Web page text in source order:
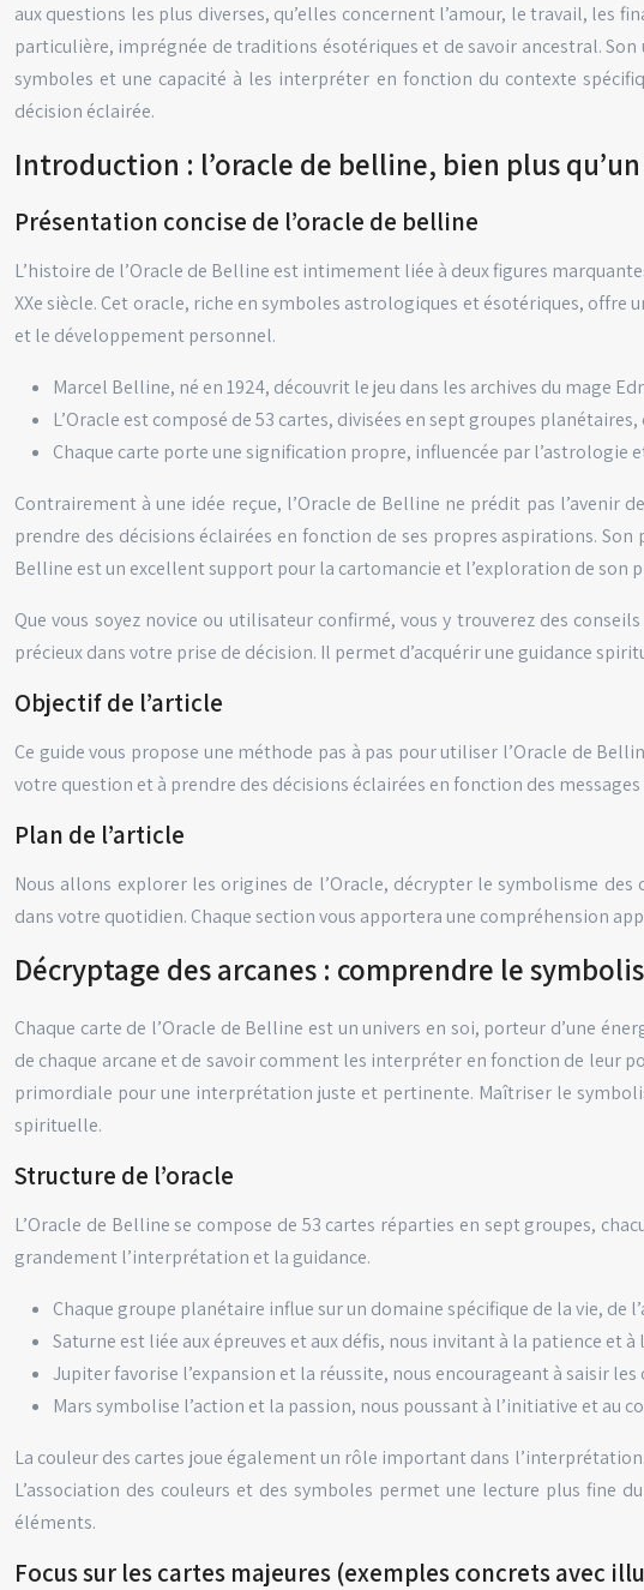
aux questions les plus diverses, qu’elles concernent l’amour, le travail,
particulière, imprégnée de traditions ésotériques et de savoir ancestral.
symboles et une capacité à les interpréter en fonction du contexte
décision éclairée.
Introduction : l’oracle de belline, bien plus
Présentation concise de l’oracle de belline
L’histoire de l’Oracle de Belline est intimement liée à deux figures
XXe siècle. Cet oracle, riche en symboles astrologiques et ésotériques,
et le développement personnel.
Marcel Belline, né en 1924, découvrit le jeu dans les archives du mage
L’Oracle est composé de 53 cartes, divisées en sept groupes
Chaque carte porte une signification propre, influencée par l’astrologie
Contrairement à une idée reçue, l’Oracle de Belline ne prédit pas
prendre des décisions éclairées en fonction de ses propres aspirations.
Belline est un excellent support pour la cartomancie et l’exploration de son
Que vous soyez novice ou utilisateur confirmé, vous y trouverez des
précieux dans votre prise de décision. Il permet d’acquérir une guidance
Objectif de l’article
Ce guide vous propose une méthode pas à pas pour utiliser l’Oracle de
votre question et à prendre des décisions éclairées en fonction des
Plan de l’article
Nous allons explorer les origines de l’Oracle, décrypter le symbolisme
dans votre quotidien. Chaque section vous apportera une compréhension
Décryptage des arcanes : comprendre le
Chaque carte de l’Oracle de Belline est un univers en soi, porteur d’une
de chaque arcane et de savoir comment les interpréter en fonction de leur
primordiale pour une interprétation juste et pertinente. Maîtriser le
spirituelle.
Structure de l’oracle
L’Oracle de Belline se compose de 53 cartes réparties en sept groupes,
grandement l’interprétation et la guidance.
Chaque groupe planétaire influe sur un domaine spécifique de la vie, de
Saturne est liée aux épreuves et aux défis, nous invitant à la patience et à
Jupiter favorise l’expansion et la réussite, nous encourageant à saisir
Mars symbolise l’action et la passion, nous poussant à l’initiative et au
La couleur des cartes joue également un rôle important dans
L’association des couleurs et des symboles permet une lecture plus fine
éléments.
Focus sur les cartes majeures (exemples concrets avec